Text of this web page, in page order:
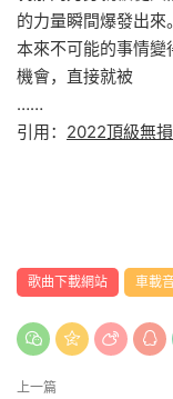
的力量瞬間爆發出來。
本來不可能的事情變
機會，直接就被
……
引用： 2022頂級無
歌曲下載網站 車載
上一篇